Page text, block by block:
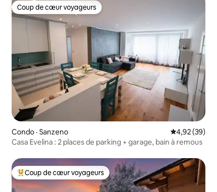
Coup de cœur voyageurs
Coup de cœur voyageurs
Condo · Sanzeno Note
4,92 (39)
Casa Evelina : 2 places de parking + garage, bain à remous
Coup de cœur voyageurs parmi les plus aimés
Coup de cœur voyageurs